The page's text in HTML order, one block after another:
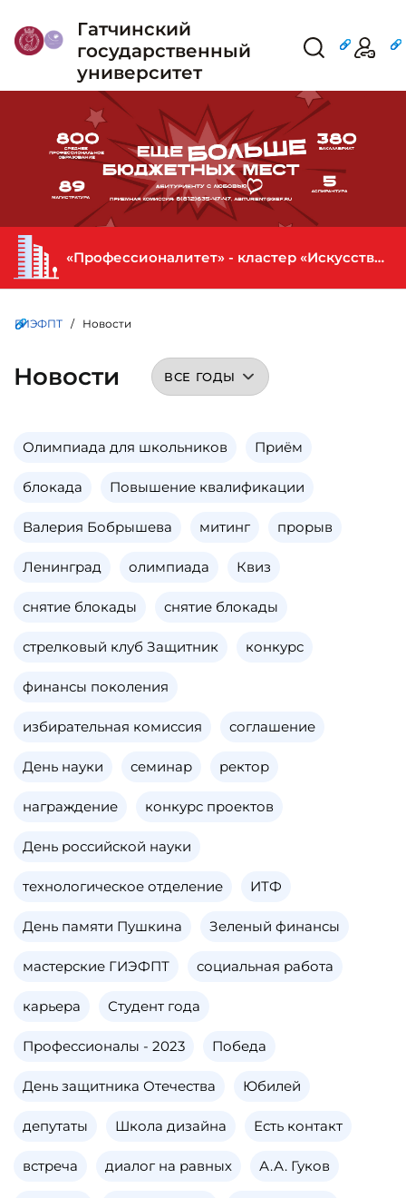
Гатчинский
государственный
университет
«Профессионалитет» - кластер «Искусство и креативная индустрия» в ГИЭФПТ
ГИЭФПТ / Новости
Новости
Олимпиада для школьников Приём
блокада Повышение квалификации
Валерия Бобрышева митинг прорыв
Ленинград олимпиада Квиз
снятие блокады снятие блокады
стрелковый клуб Защитник конкурс
финансы поколения
избирательная комиссия соглашение
День науки семинар ректор
награждение конкурс проектов
День российской науки
технологическое отделение ИТФ
День памяти Пушкина Зеленый финансы
мастерские ГИЭФПТ социальная работа
карьера Студент года
Профессионалы - 2023 Победа
День защитника Отечества Юбилей
депутаты Школа дизайна Есть контакт
встреча диалог на равных А.А. Гуков